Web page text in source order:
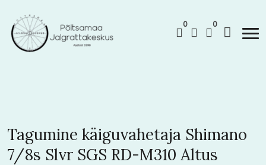
0 0
Tagumine käiguvahetaja Shimano
7/8s Slvr SGS RD-M310 Altus